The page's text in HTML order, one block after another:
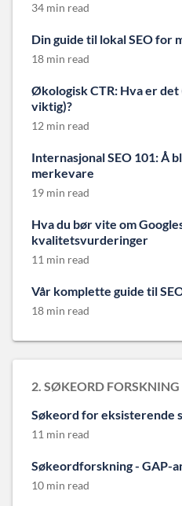
34 min read
Din guide til lokal SEO for
18 min read
Økologisk CTR: Hva er
viktig)?
12 min read
Internasjonal SEO 101: Å
merkevare
19 min read
Hva du bør vite om
kvalitetsvurderinger
11 min read
Vår komplette guide til
18 min read
2. SØKEORD FORSKNING
Søkeord for eksisterende
11 min read
Søkeordforskning - GAP-
10 min read